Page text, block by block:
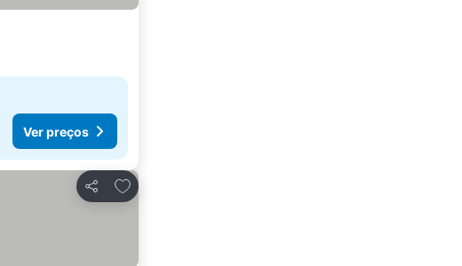
Ver preços
Partilhar
Adicionar aos favoritos